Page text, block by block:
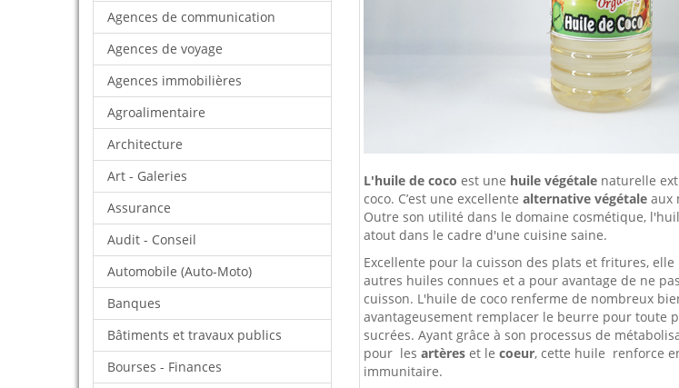
Agences de communication
Agences de voyage
Agences immobilières
Agroalimentaire
Architecture
Art - Galeries
Assurance
Audit - Conseil
Automobile (Auto-Moto)
Banques
Bâtiments et travaux publics
Bourses - Finances
L'huile de coco est une huile végétalenaturelle
coco. C’est une excellente alternative végétaleaux
Outre son utilité dans le domaine cosmétique,
atout dans le cadre d'une cuisine saine.
Excellente pour la cuisson des plats et fritures,
autres huiles connues et a pour avantage de ne
cuisson. L'huile de coco renferme de nombreux
avantageusement remplacer le beurre pour toute
sucrées. Ayant grâce à son processus de
pour les artèreset le coeur, cette huile renforce
immunitaire.